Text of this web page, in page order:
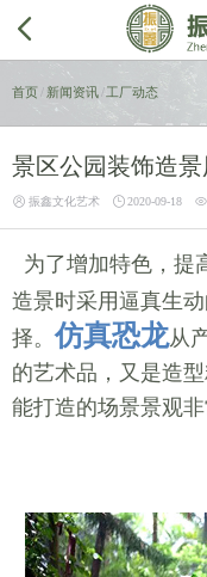

首页 新闻资讯/ 工厂动态
景区公园装饰造
 振鑫文化艺术  2020-09-18 
为了增加特色，提
造景时采用逼真生
择。仿真恐龙从
的艺术品，又是造
能打造的场景景观